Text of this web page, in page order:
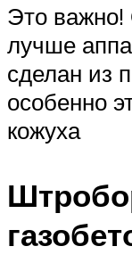
Это важно!
лучше
сделан из
особенно
кожуха